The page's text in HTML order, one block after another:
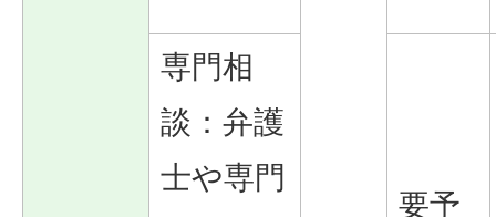
専門相
談：弁護
士や専門
要予